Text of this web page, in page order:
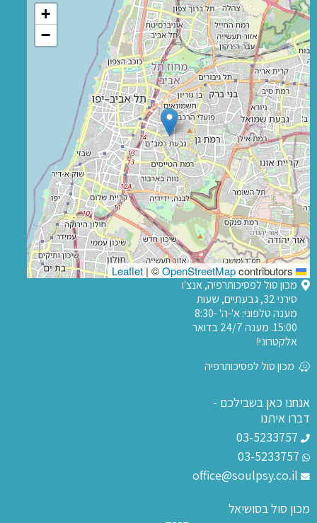
+
−
| ©OpenStreetMapcontributors
מכון סול לפסיכותרפיה, אנצ'ו
סירני 32, גבעתיים, שעות
מענה טלפוני: א'-ה' 8:30-
15:00. מענה 24/7 בדואר
אלקטרוני!
מכון סול לפסיכותרפיה
אנחנו כאן בשבילכם -
דברו איתנו
מכון סול בסושיאל